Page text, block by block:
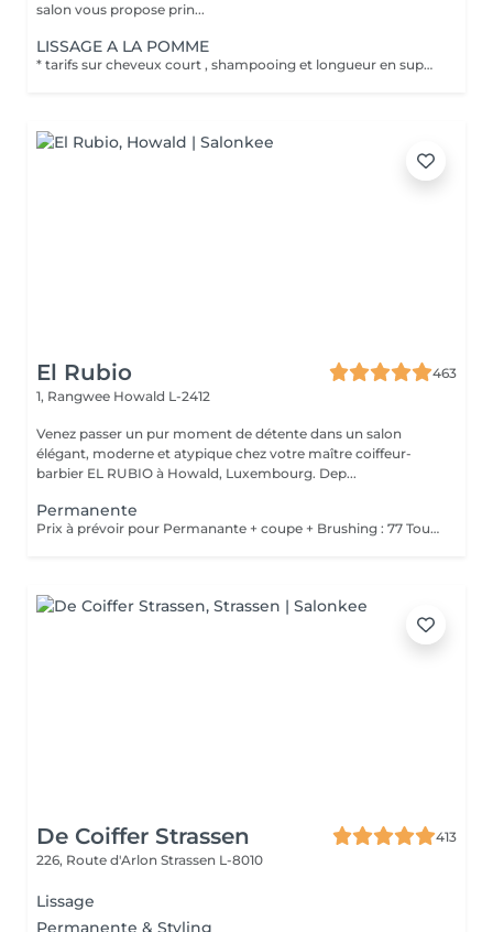
salon vous propose prin...
LISSAGE A LA POMME
* tarifs sur cheveux court , shampooing et longueur en supplément
El Rubio
463
1, Rangwee Howald L-2412
Venez passer un pur moment de détente dans un salon
élégant, moderne et atypique chez votre maître coiffeur-
barbier EL RUBIO à Howald, Luxembourg. Dep...
Permanente
Prix à prévoir pour Permanante + coupe + Brushing : 77 Tous ces produits sont compris dans le prix : Mousse, Laque, Gel, Soin démêlant, Shampoing spécifique. Tous les produits que nous utilisons sont des produits de qualité professionnelle.
De Coiffer Strassen
413
226, Route d'Arlon Strassen L-8010
Lissage
Permanente & Styling